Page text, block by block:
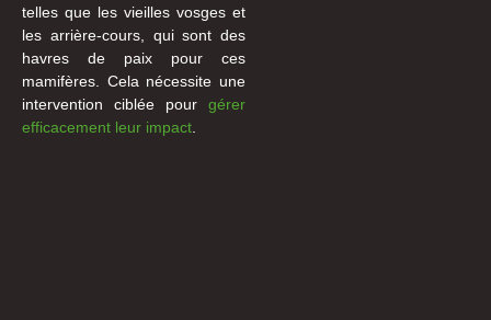
telles que les vieilles vosges et
les arrière-cours, qui sont des
havres de paix pour ces
mamifères. Cela nécessite une
intervention ciblée pour gérer
efficacement leur impact